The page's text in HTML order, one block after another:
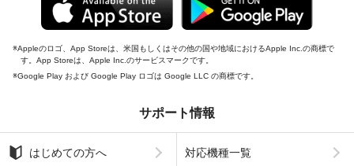
Appleのロゴ、App Storeは、米国もしくはその他の国や地域におけるApple Inc.の商標で
す。App Storeは、Apple Inc.のサービスマークです。
Google Play および Google Play ロゴは Google LLC の商標です。
サポート情報
はじめての方へ 対応機種一覧